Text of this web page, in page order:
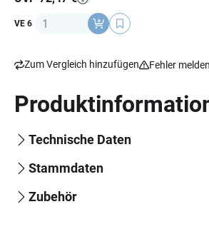
Schwingungen absorbieren und eine
ermöglichen und die auch bis zu 1,5
angepasst zu werden. Sie sind in
erhältlich.
VE 6 Anzahl
Zum Vergleich hinzufügen Fehler melden
Technische Daten
Stammdaten
Zubehör